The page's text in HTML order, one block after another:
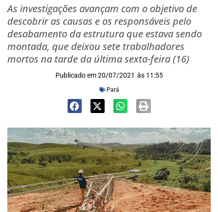
As investigações avançam com o objetivo de
descobrir as causas e os responsáveis pelo
desabamento da estrutura que estava sendo
montada, que deixou sete trabalhadores
mortos na tarde da última sexta-feira (16)
Publicado em 20/07/2021 às 11:55
Pará